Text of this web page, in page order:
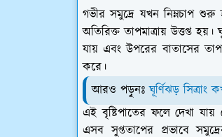
গভীর সমুদ্রে যখন নিম্নচাপ
অতিরিক্ত তাপমাত্রায় উত্তপ্ত
যায় এবং উপরের বাতাসের
করে।
আরও পড়ুনঃঘূর্ণিঝড়
এই বৃষ্টিপাতের ফলে দেখা
এসব সুপ্ততাপের প্রভাবে